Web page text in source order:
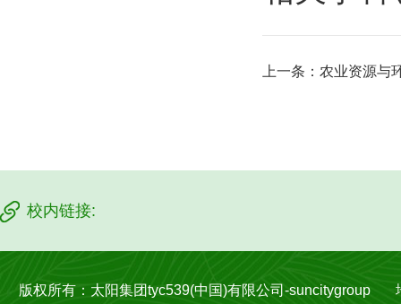
上一条： 农业资源与
校内链接:
版权所有：太阳集团tyc539(中国)有限公司-